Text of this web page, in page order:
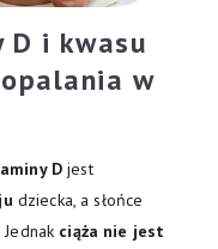
D i kwasu
w
D jest
dziecka, a słońce
ciąża nie jest